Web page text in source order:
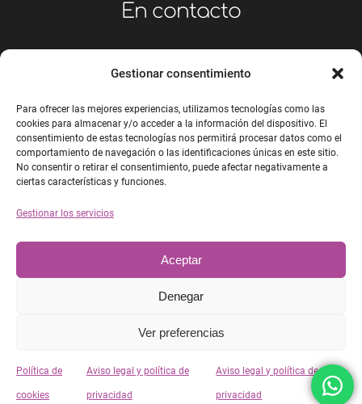
Gestionar consentimiento
Para ofrecer las mejores experiencias, utilizamos tecnologías como las
cookies para almacenar y/o acceder a la información del dispositivo. El
consentimiento de estas tecnologías nos permitirá procesar datos como el
comportamiento de navegación o las identificaciones únicas en este sitio.
No consentir o retirar el consentimiento, puede afectar negativamente a
ciertas características y funciones.
Gestionar los servicios
Aceptar
Denegar
Ver preferencias
Política de
cookies
Aviso legal y política de
privacidad
Aviso legal y política de
privacidad
En contacto
© Copyright 2023 FISIOTERAPIA CASAS | Todos los
Empresarial 2.0